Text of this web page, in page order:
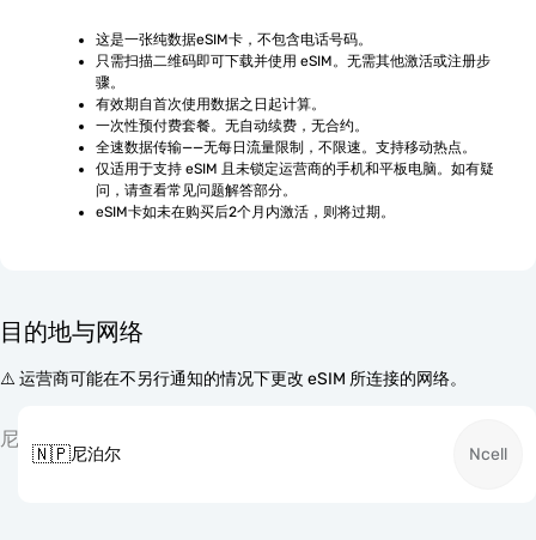
这是一张纯数据eSIM卡，不包含电话号码。
只需扫描二维码即可下载并使用 eSIM。无需其他激活或注册步
骤。
有效期自首次使用数据之日起计算。
一次性预付费套餐。无自动续费，无合约。
全速数据传输——无每日流量限制，不限速。支持移动热点。
仅适用于支持 eSIM 且未锁定运营商的手机和平板电脑。如有疑
问，请查看常见问题解答部分。
eSIM卡如未在购买后2个月内激活，则将过期。
目的地与网络
⚠️ 运营商可能在不另行通知的情况下更改 eSIM 所连接的网络。
尼
🇳🇵尼泊尔 Ncell